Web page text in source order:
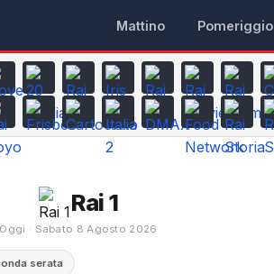
Mattino Pomeriggio
Rai 1
Oggi · Sabato 8 Agosto 2026
serata